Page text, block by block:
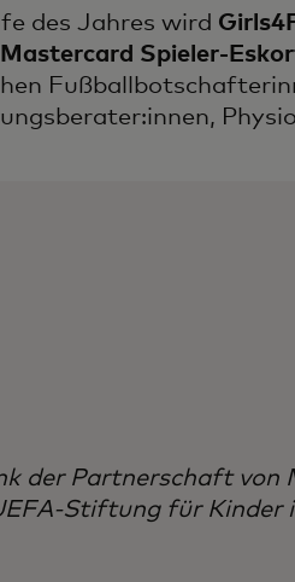
des Jahres wird
Mastercard Spieler-
der Partnerschaft von
Stiftung für Kinder